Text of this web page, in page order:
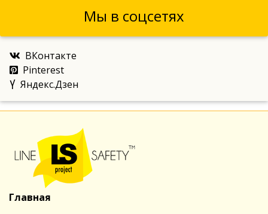
Мы в соцсетях
ВКонтакте
Pinterest
Яндекс.Дзен
Главная